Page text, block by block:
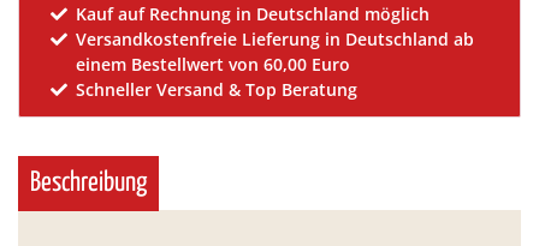
Kauf auf Rechnung in Deutschland möglich
Versandkostenfreie Lieferung in Deutschland ab
einem Bestellwert von 60,00 Euro
Schneller Versand & Top Beratung
Beschreibung